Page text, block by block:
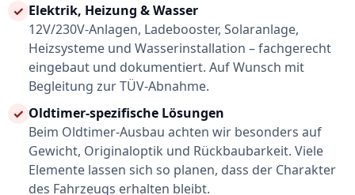
✓ Elektrik, Heizung & Wasser
12V/230V-Anlagen, Ladebooster, Solaranlage,
Heizsysteme und Wasserinstallation – fachgerecht
eingebaut und dokumentiert. Auf Wunsch mit
Begleitung zur TÜV-Abnahme.
✓ Oldtimer-spezifische Lösungen
Beim Oldtimer-Ausbau achten wir besonders auf
Gewicht, Originaloptik und Rückbaubarkeit. Viele
Elemente lassen sich so planen, dass der Charakter
des Fahrzeugs erhalten bleibt.